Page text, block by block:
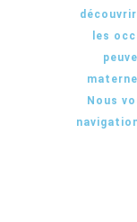
les
Nous